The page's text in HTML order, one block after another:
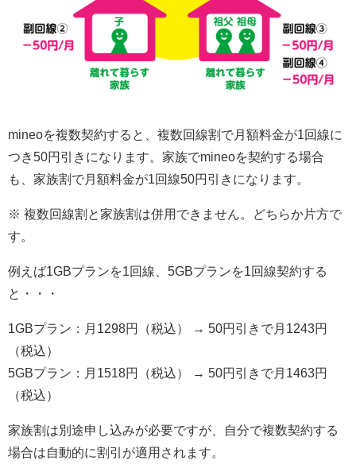
mineoを複数契約すると、複数回線割で月額料金が1回線に
つき50円引きになります。家族でmineoを契約する場合
も、家族割で月額料金が1回線50円引きになります。
※ 複数回線割と家族割は併用できません。どちらか片方で
す。
例えば1GBプランを1回線、5GBプランを1回線契約する
と・・・
1GBプラン：月1298円（税込） → 50円引きで月1243円
（税込）
5GBプラン：月1518円（税込） → 50円引きで月1463円
（税込）
家族割は別途申し込みが必要ですが、自分で複数契約する
場合は自動的に割引が適用されます。